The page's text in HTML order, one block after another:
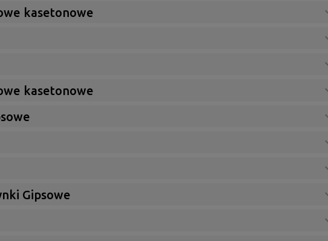
kasetonowe
kasetonowe
Gipsowe